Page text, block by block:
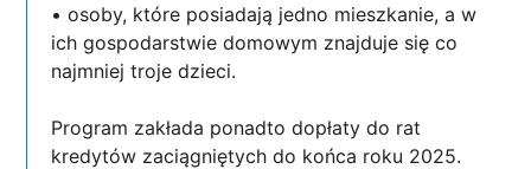
• osoby, które posiadają jedno mieszkanie, a w
ich gospodarstwie domowym znajduje się co
najmniej troje dzieci.
Program zakłada ponadto dopłaty do rat
kredytów zaciągniętych do końca roku 2025.